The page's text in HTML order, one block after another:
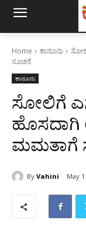
Home ಕಾನೂನು
ಸೂಚನೆ
ಕಾನೂನು
ಸೋಲಿಗೆ
ಹೊಸದಾಗಿ
ಮಮತಾಗೆ
By Vahini May